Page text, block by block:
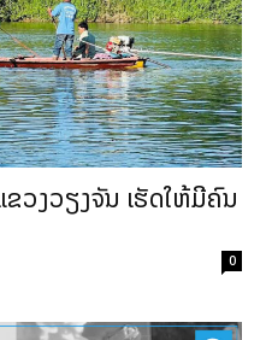
ວງວຽງຈັນ ເຮັດໃຫ້ມີຄົນ
0